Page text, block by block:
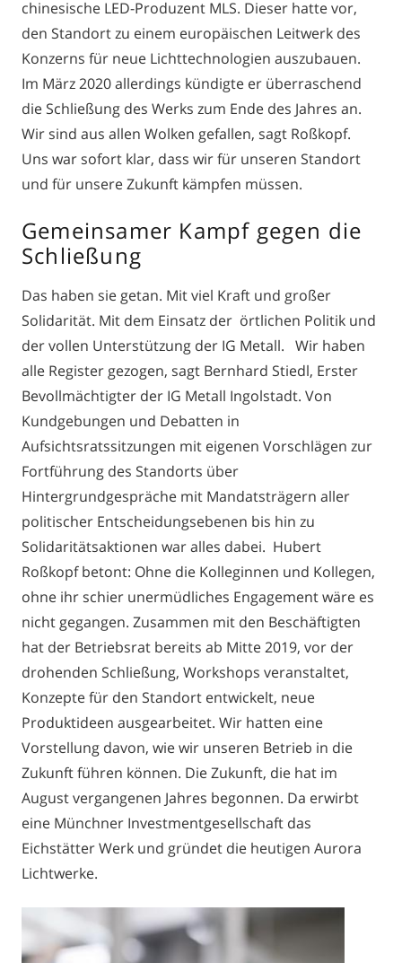
chinesische LED-Produzent MLS. Dieser hatte vor,
den Standort zu einem europäischen Leitwerk des
Konzerns für neue Lichttechnologien auszubauen.
Im März 2020 allerdings kündigte er überraschend
die Schließung des Werks zum Ende des Jahres an.
Wir sind aus allen Wolken gefallen, sagt Roßkopf.
Uns war sofort klar, dass wir für unseren Standort
und für unsere Zukunft kämpfen müssen.
Gemeinsamer Kampf gegen die
Schließung
Das haben sie getan. Mit viel Kraft und großer
Solidarität. Mit dem Einsatz der örtlichen Politik und
der vollen Unterstützung der IG Metall. Wir haben
alle Register gezogen, sagt Bernhard Stiedl, Erster
Bevollmächtigter der IG Metall Ingolstadt. Von
Kundgebungen und Debatten in
Aufsichtsratssitzungen mit eigenen Vorschlägen zur
Fortführung des Standorts über
Hintergrundgespräche mit Mandatsträgern aller
politischer Entscheidungsebenen bis hin zu
Solidaritätsaktionen war alles dabei. Hubert
Roßkopf betont: Ohne die Kolleginnen und Kollegen,
ohne ihr schier unermüdliches Engagement wäre es
nicht gegangen. Zusammen mit den Beschäftigten
hat der Betriebsrat bereits ab Mitte 2019, vor der
drohenden Schließung, Workshops veranstaltet,
Konzepte für den Standort entwickelt, neue
Produktideen ausgearbeitet. Wir hatten eine
Vorstellung davon, wie wir unseren Betrieb in die
Zukunft führen können. Die Zukunft, die hat im
August vergangenen Jahres begonnen. Da erwirbt
eine Münchner Investmentgesellschaft das
Eichstätter Werk und gründet die heutigen Aurora
Lichtwerke.